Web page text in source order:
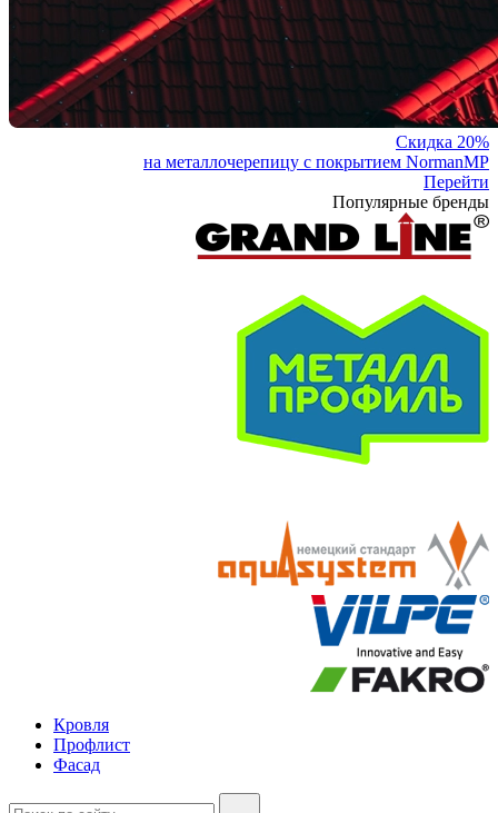
Скидка 20%
на металлочерепицу с покрытием NormanMP
Перейти
Популярные бренды
Кровля
Профлист
Фасад